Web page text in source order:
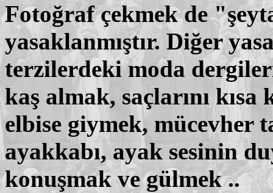
Fotoğraf çekmek de
yasaklanmıştır. Diğer
terzilerdeki moda
kaş almak, saçlarını
elbise giymek, mücevher
ayakkabı, ayak sesinin
konuşmak ve gülmek ..